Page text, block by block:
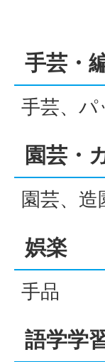
手芸・
手芸、パ
園芸・
園芸、造
娯楽
手品
語学学